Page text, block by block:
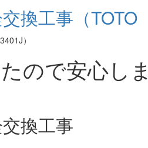
換工事（TOTO
ので安心し
換工事